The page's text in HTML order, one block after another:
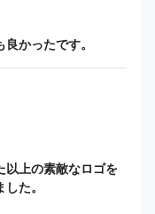
かったです。
以上の素敵なロゴを
た。